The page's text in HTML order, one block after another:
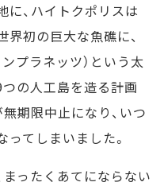
に、ハイトクポリスは
初の巨大な魚礁に、
プラネッツ）という太
の人工島を造る計画
期限中止になり、いつ
てしまいました。
ったくあてにならない